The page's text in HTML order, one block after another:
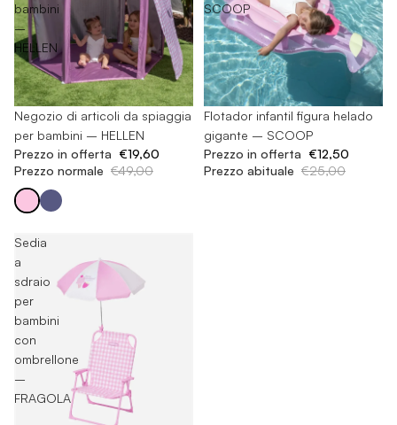
bambini
–
HELLEN
-60%
Negozio di articoli da spiaggia
per bambini – HELLEN
Prezzo in offerta €19,60
Prezzo normale €49,00
SCOOP
-50%
Flotador infantil figura helado
gigante – SCOOP
Prezzo in offerta €12,50
Prezzo abituale €25,00
Sedia
a
sdraio
per
bambini
con
ombrellone
–
FRAGOLA